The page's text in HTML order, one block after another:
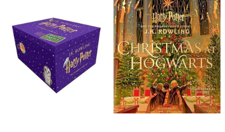
%59İndirim